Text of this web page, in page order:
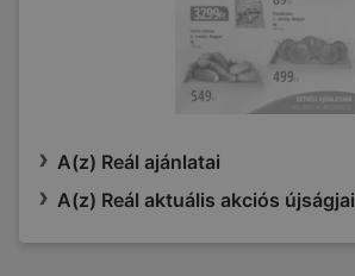
A(z) Reál ajánlatai
A(z) Reál aktuális akciós újságjai